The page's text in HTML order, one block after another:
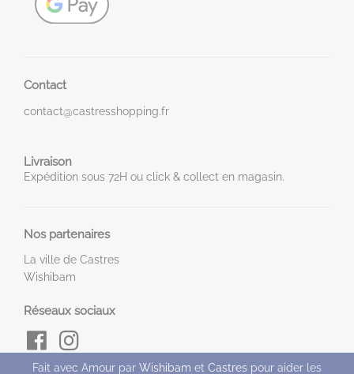
Contact
contact@castresshopping.fr
Livraison
Expédition sous 72H ou click & collect en magasin.
Nos partenaires
La ville de Castres
Wishibam
Réseaux sociaux
Fait avec Amour par Wishibam et Castres pour aider les